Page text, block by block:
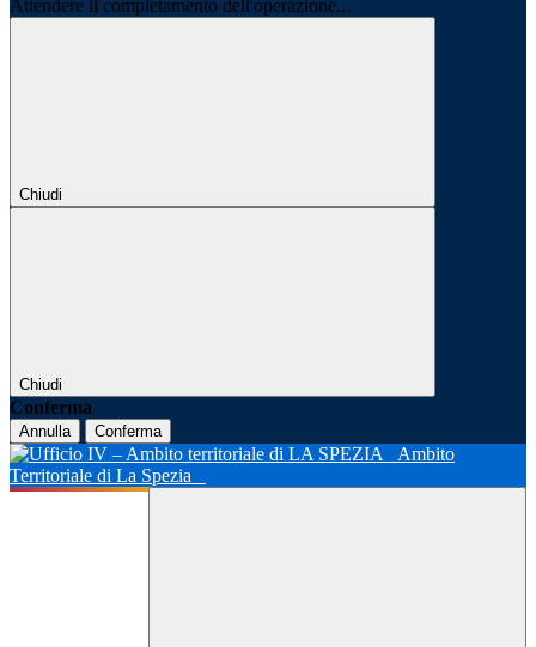
Attendere il completamento dell'operazione...
Chiudi
Chiudi
Conferma
Annulla Conferma
Ambito
Territoriale di La Spezia